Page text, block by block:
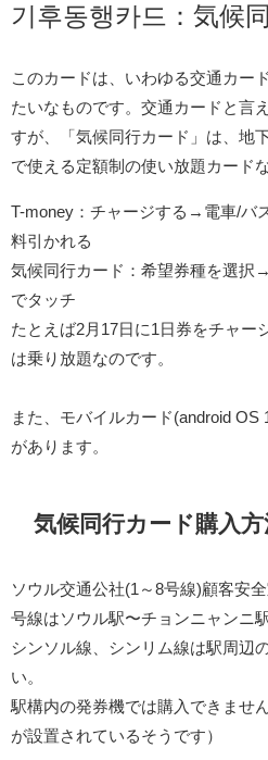
기후동행카드：気候
このカードは、いわゆる交通カー
たいなものです。交通カードと言
すが、「気候同行カード」は、地
で使える定額制の使い放題カード
T-money：チャージする→電車/バ
料引かれる
気候同行カード：希望券種を選択
でタッチ
たとえば2月17日に1日券をチャー
は乗り放題なのです。
また、モバイルカード(android OS
があります。
気候同行カード購入方
ソウル交通公社(1～8号線)顧客安
号線はソウル駅〜チョンニャンニ
シンソル線、シンリム線は駅周辺
い。
駅構内の発券機では購入できませ
が設置されているそうです）